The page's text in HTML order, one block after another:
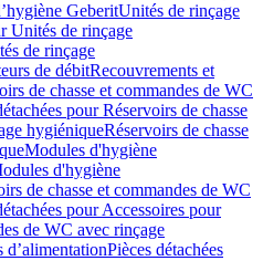
GeberitUnités de rinçage
Unités de rinçage
de rinçage
de débitRecouvrements et
de chasse et commandes de WC
pour Réservoirs de chasse
hygiéniqueRéservoirs de chasse
Modules d'hygiène
d'hygiène
de chasse et commandes de WC
pour Accessoires pour
de WC avec rinçage
d’alimentationPièces détachées